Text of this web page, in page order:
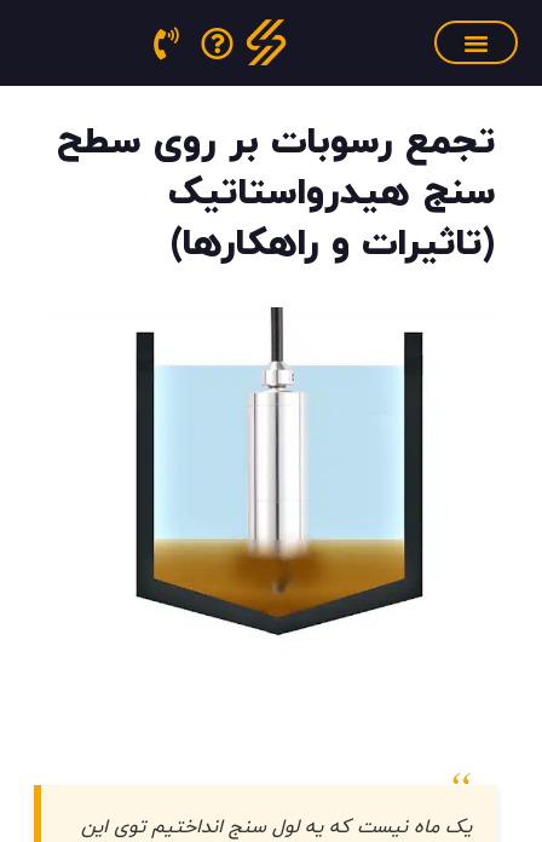
رفتن
تجمع رسوبات بر روی سطح
سنج هیدرواستاتیک
(تاثیرات و راهکارها)
“
یک ماه نیست که یه لول سنج انداختیم توی این